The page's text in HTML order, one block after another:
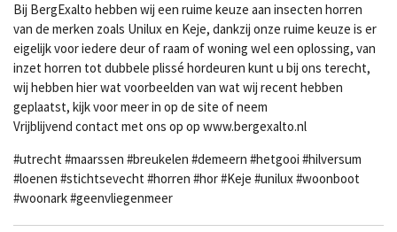
Bij BergExalto hebben wij een ruime keuze aan insecten horren
van de merken zoals Unilux en Keje, dankzij onze ruime keuze is er
eigelijk voor iedere deur of raam of woning wel een oplossing, van
inzet horren tot dubbele plissé hordeuren kunt u bij ons terecht,
wij hebben hier wat voorbeelden van wat wij recent hebben
geplaatst, kijk voor meer in op de site of neem
Vrijblijvend contact met ons op op www.bergexalto.nl
#utrecht #maarssen #breukelen #demeern #hetgooi #hilversum
#loenen #stichtsevecht #horren #hor #Keje #unilux #woonboot
#woonark #geenvliegenmeer